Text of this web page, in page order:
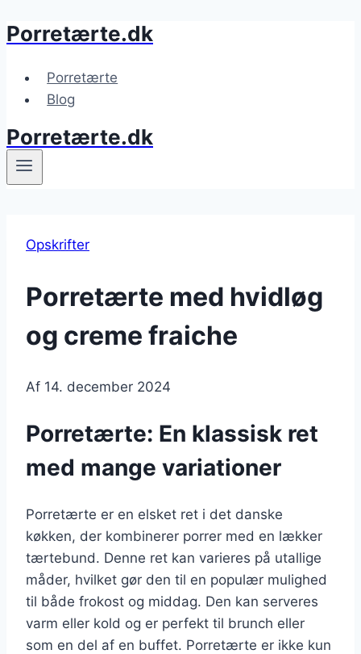
Fortsæt
indhold
Porretærte.dk
Porretærte
Blog
Porretærte.dk
Opskrifter
Porretærte med hvidløg
og creme fraiche
Af 14. december 2024
Porretærte: En klassisk ret
med mange variationer
Porretærte er en elsket ret i det danske
køkken, der kombinerer porrer med en lækker
tærtebund. Denne ret kan varieres på utallige
måder, hvilket gør den til en populær mulighed
til både frokost og middag. Den kan serveres
varm eller kold og er perfekt til brunch eller
som en del af en buffet. Porretærte er ikke kun